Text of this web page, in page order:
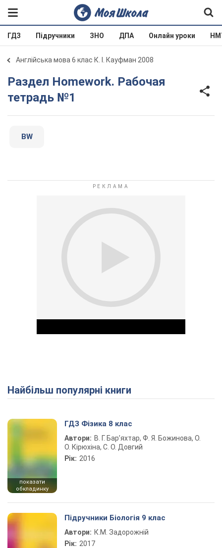
ГДЗ Підручники ЗНО ДПА Онлайн уроки
Англійська мова 6 клас К. І. Кауфман 2008
Раздел Homework. Рабочая
тетрадь №1
BW
Play Video
Найбільш популярні книги
показати
обкладинку
ГДЗ Фізика 8 клас
Автори: В. Г. Бар’яхтар, Ф. Я. Божинова, О.
О. Кірюхіна, С. О. Довгий
Рік: 2016
Підручники Біологія 9 клас
Автори: К.М. Задорожній
Рік: 2017